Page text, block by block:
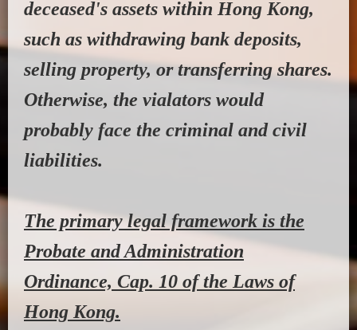
deceased's assets within Hong Kong,
such as withdrawing bank deposits,
selling property, or transferring shares.
Otherwise, the vialators would
probably face the criminal and civil
liabilities.
The primary legal framework is the
Probate and Administration
Ordinance, Cap. 10 of the Laws of
Hong Kong.